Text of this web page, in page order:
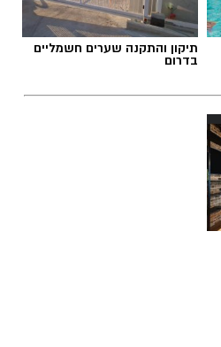
חומרים מסוכנים, מרכז
תיקון והתקנה שערים חשמליים
בדרום